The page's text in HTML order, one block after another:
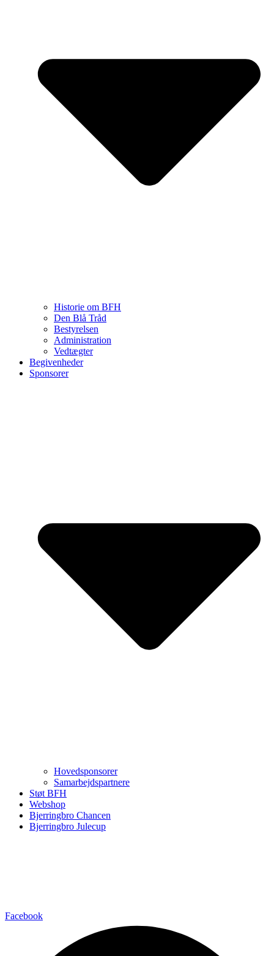
Historie om BFH
Den Blå Tråd
Bestyrelsen
Administration
Vedtægter
Begivenheder
Sponsorer
Hovedsponsorer
Samarbejdspartnere
Støt BFH
Webshop
Bjerringbro Chancen
Bjerringbro Julecup
Facebook